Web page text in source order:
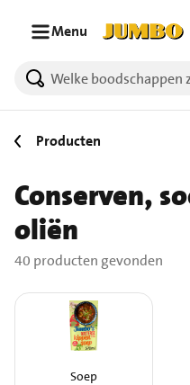
Menu
40 producten gevonden.
Producten
Conserven,
oliën
40 producten gevonden
Soep